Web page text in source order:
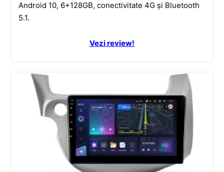
Android 10, 6+128GB, conectivitate 4G și Bluetooth
5.1.
Vezi review!